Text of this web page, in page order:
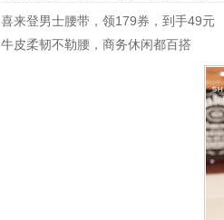
喜来登男士腰带，领179券，到手49元
牛皮柔韧不勒腰，商务休闲都百搭
淘宝优惠券+淘宝返利